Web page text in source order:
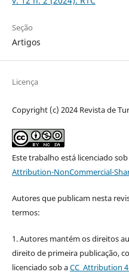
Seção
Artigos
Licença
Copyright (c) 2024 Revista de
Este trabalho está licenciado
Attribution-NonCommercial-
Autores que publicam nesta
termos:
1. Autores mantém os direitos
direito de primeira publicação,
licenciado sob aCC Attribution